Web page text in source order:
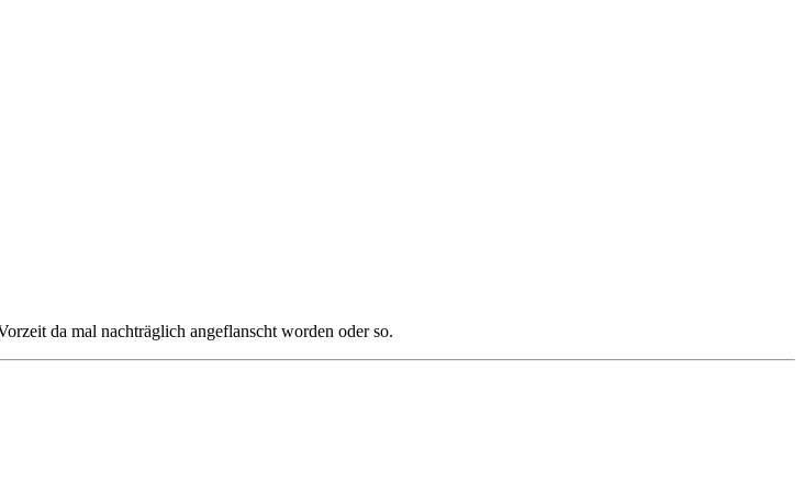
da mal nachträglich angeflanscht worden oder so.